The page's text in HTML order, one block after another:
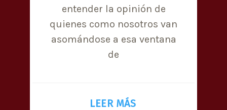
entender la opinión de
quienes como nosotros van
asomándose a esa ventana
de
LEER MÁS